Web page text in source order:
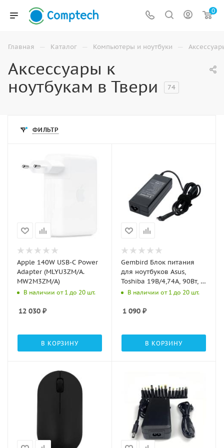
0
Главная — Каталог — Компьютеры и ноутбуки —
Аксессуары к
ноутбукам в Твери
74
ФИЛЬТР
Apple 140W USB-C Power
Adapter (MLYU3ZM/A.
MW2M3ZM/A)
В наличии от 1 до 20 шт.
12 030 ₽
В КОРЗИНУ
Gembird Блок питания
для ноутбуков Asus,
Toshiba 19В/4,74А, 90Вт, 1
штекер 5,5х2,5мм (NPA-
В наличии от 1 до 20 шт.
1 090 ₽
В КОРЗИНУ